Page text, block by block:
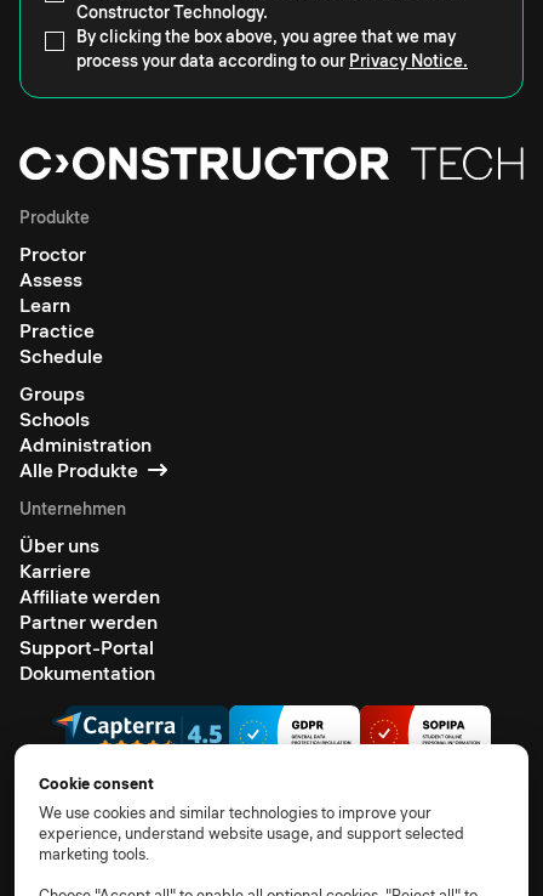
Constructor Technology.
By clicking the box above, you agree that we may
process your data according to our Privacy Notice.
Produkte
Proctor
Assess
Learn
Practice
Schedule
Groups
Schools
Administration
Alle Produkte
Unternehmen
Über uns
Karriere
Affiliate werden
Partner werden
Support-Portal
Dokumentation
© 2026 Alle Rechte vorbehalten.
AGB
Cookie consent
We use cookies and similar technologies to improve your
experience, understand website usage, and support selected
marketing tools.